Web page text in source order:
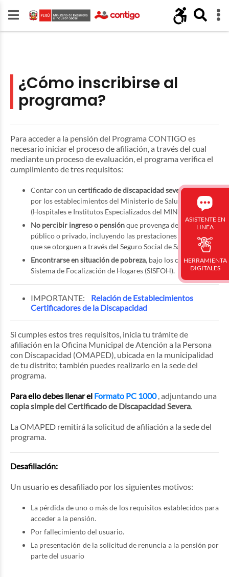
¿Cómo inscribirse al
programa?
Para acceder a la pensión del Programa CONTIGO es
necesario iniciar el proceso de afiliación, a través del cual
mediante un proceso de evaluación, el programa verifica el
cumplimiento de tres requisitos:
Contar con un certificado de discapacidad severaemitido
por los establecimientos del Ministerio de Salud
(Hospitales e Institutos Especializados del MINSA).
No percibir ingreso o pensiónque provenga del ámbito
público o privado, incluyendo las prestaciones económicas
que se otorguen a través del Seguro Social de Salud.
Encontrarse en situación de pobreza, bajo los criterios del
Sistema de Focalización de Hogares (SISFOH).
IMPORTANTE: Relación de Establecimientos
Certificadores de la Discapacidad
Si cumples estos tres requisitos, inicia tu trámite de
afiliación en la Oficina Municipal de Atención a la Persona
con Discapacidad (OMAPED), ubicada en la municipalidad
de tu distrito; también puedes realizarlo en la sede del
programa.
Para ello debes llenar el Formato PC 1000, adjuntando una
copia simple del Certificado de Discapacidad Severa.
La OMAPED remitirá la solicitud de afiliación a la sede del
programa.
Desafiliación:
Un usuario es desafiliado por los siguientes motivos:
La pérdida de uno o más de los requisitos establecidos para
acceder a la pensión.
Por fallecimiento del usuario.
La presentación de la solicitud de renuncia a la pensión por
parte del usuario
ASISTENTE EN
LINEA
HERRAMIENTA
DIGITALES